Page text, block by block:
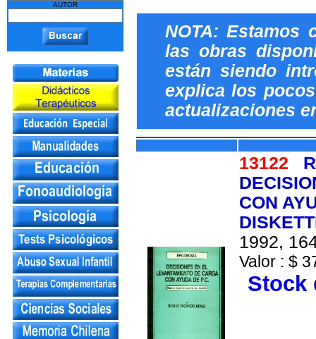
AUTOR
NOTA: Estamos
las obras
están siendo
explica los
actualizaciones
13122
CON
1992,
Valor : $
Stock